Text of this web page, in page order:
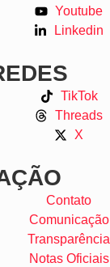
Youtube
Linkedin
TikTok
Threads
X
Contato
Comunicação
Transparência
Notas Oficiais